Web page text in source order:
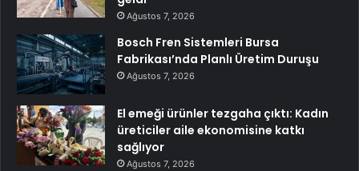
Ağustos 7, 2026
Bosch Fren Sistemleri Bursa
Fabrikası’nda Planlı Üretim Duruşu
Ağustos 7, 2026
El emeği ürünler tezgaha çıktı: Kadın
üreticiler aile ekonomisine katkı
sağlıyor
Ağustos 7, 2026